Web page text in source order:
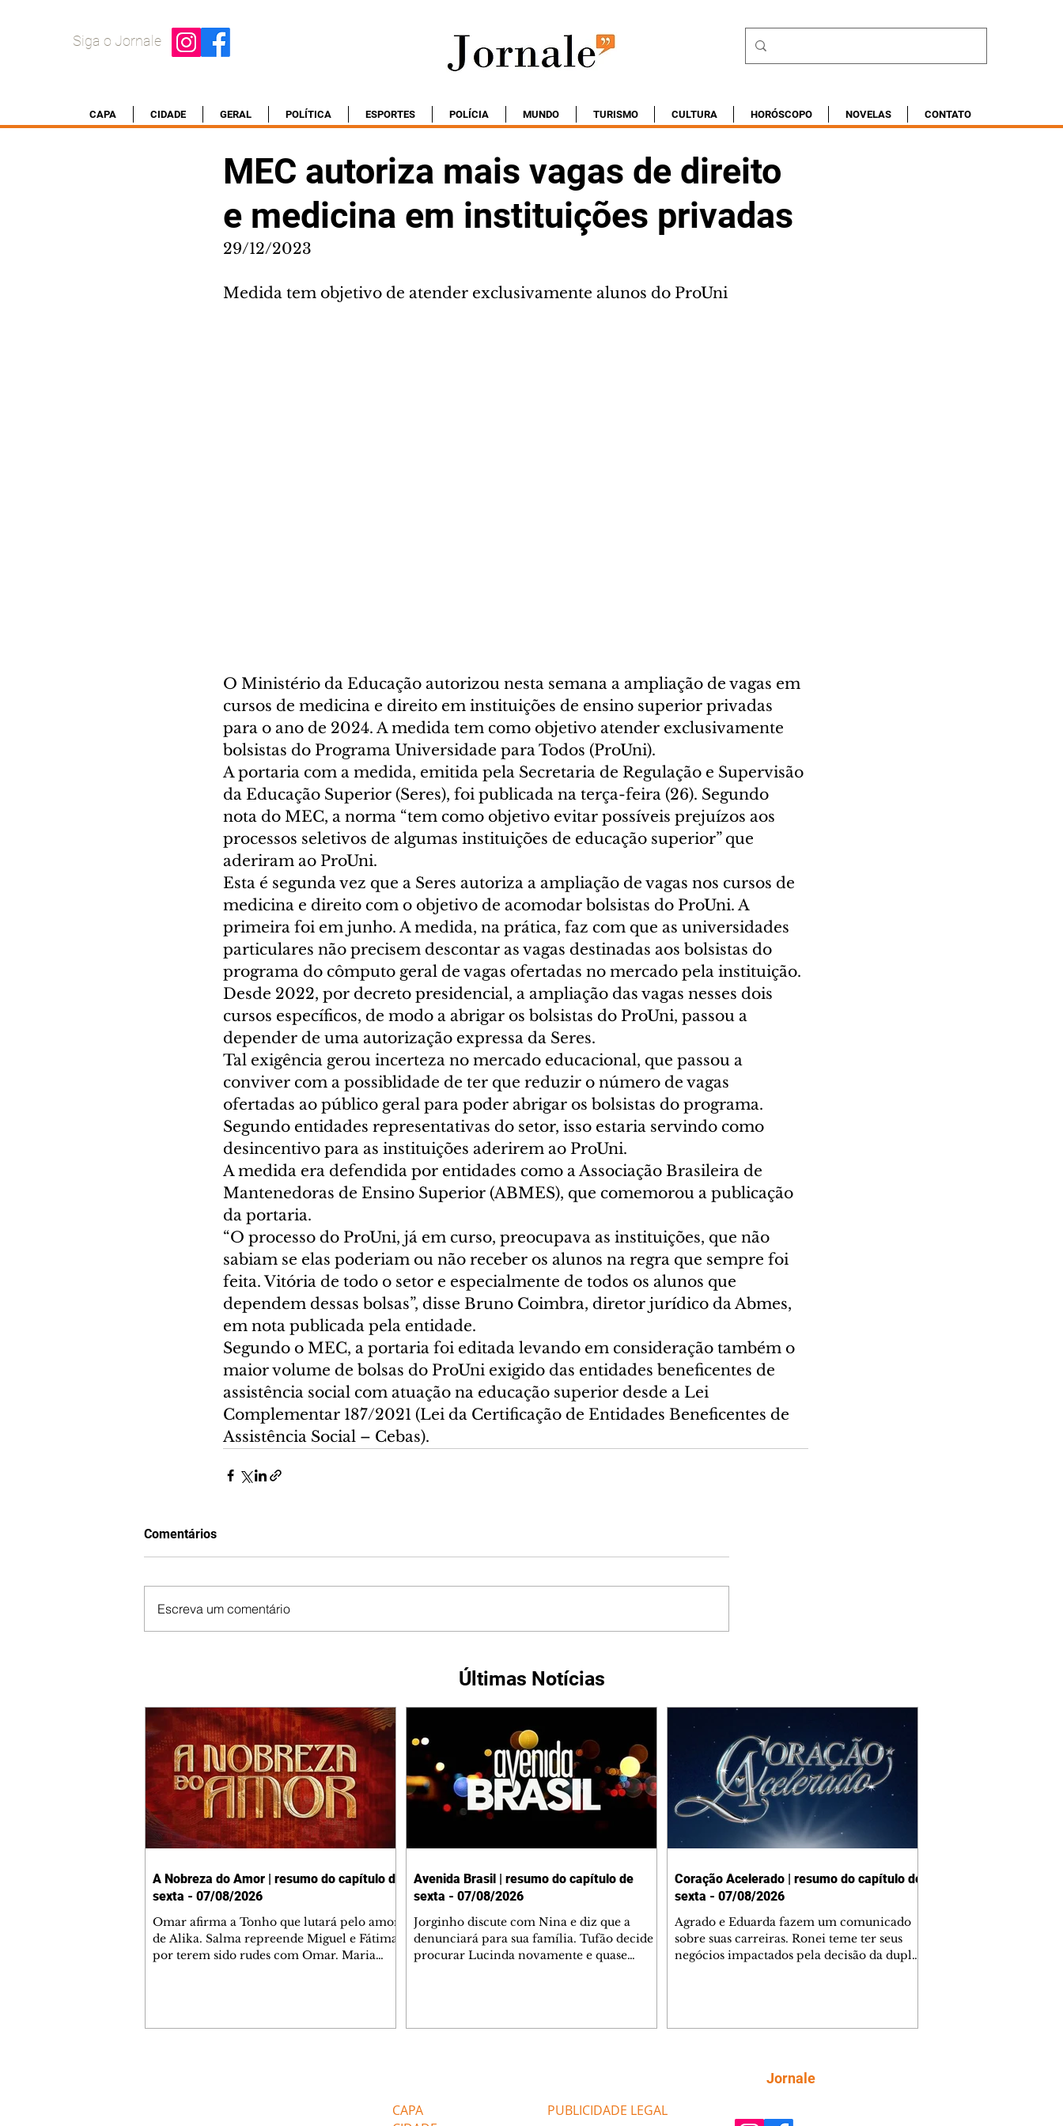
Siga o Jornale
CAPA CIDADE GERAL POLÍTICA ESPORTES POLÍCIA MUNDO TURISMO CULTURA HORÓSCOPO NOVELAS CONTATO
MEC autoriza mais vagas de direito
e medicina em instituições privadas
29/12/2023
Medida tem objetivo de atender exclusivamente alunos do ProUni
O Ministério da Educação autorizou nesta semana a ampliação de vagas em
cursos de medicina e direito em instituições de ensino superior privadas
para o ano de 2024. A medida tem como objetivo atender exclusivamente
bolsistas do Programa Universidade para Todos (ProUni).
A portaria com a medida, emitida pela Secretaria de Regulação e Supervisão
da Educação Superior (Seres), foi publicada na terça-feira (26). Segundo
nota do MEC, a norma “tem como objetivo evitar possíveis prejuízos aos
processos seletivos de algumas instituições de educação superior” que
aderiram ao ProUni.
Esta é segunda vez que a Seres autoriza a ampliação de vagas nos cursos de
medicina e direito com o objetivo de acomodar bolsistas do ProUni. A
primeira foi em junho. A medida, na prática, faz com que as universidades
particulares não precisem descontar as vagas destinadas aos bolsistas do
programa do cômputo geral de vagas ofertadas no mercado pela instituição.
Desde 2022, por decreto presidencial, a ampliação das vagas nesses dois
cursos específicos, de modo a abrigar os bolsistas do ProUni, passou a
depender de uma autorização expressa da Seres.
Tal exigência gerou incerteza no mercado educacional, que passou a
conviver com a possiblidade de ter que reduzir o número de vagas
ofertadas ao público geral para poder abrigar os bolsistas do programa.
Segundo entidades representativas do setor, isso estaria servindo como
desincentivo para as instituições aderirem ao ProUni.
A medida era defendida por entidades como a Associação Brasileira de
Mantenedoras de Ensino Superior (ABMES), que comemorou a publicação
da portaria.
“O processo do ProUni, já em curso, preocupava as instituições, que não
sabiam se elas poderiam ou não receber os alunos na regra que sempre foi
feita. Vitória de todo o setor e especialmente de todos os alunos que
dependem dessas bolsas”, disse Bruno Coimbra, diretor jurídico da Abmes,
em nota publicada pela entidade.
Segundo o MEC, a portaria foi editada levando em consideração também o
maior volume de bolsas do ProUni exigido das entidades beneficentes de
assistência social com atuação na educação superior desde a Lei
Complementar 187/2021 (Lei da Certificação de Entidades Beneficentes de
Assistência Social – Cebas).
Comentários
Escreva um comentário
Últimas Notícias
A Nobreza do Amor | resumo do capítulo de
sexta - 07/08/2026
Omar afirma a Tonho que lutará pelo amor
de Alika. Salma repreende Miguel e Fátima
por terem sido rudes com Omar. Maria
Avenida Brasil | resumo do capítulo de
sexta - 07/08/2026
Jorginho discute com Nina e diz que a
denunciará para sua família. Tufão decide
procurar Lucinda novamente e quase
Max estavam envolvidos na tentativa de
assalto à
Coração Acelerado | resumo do capítulo de
sexta - 07/08/2026
Agrado e Eduarda fazem um comunicado
sobre suas carreiras. Ronei teme ter seus
negócios impactados pela decisão da dupla.
que se mudará de país, e Eduarda se
preocupa com Sol. Palhares desconfia de
CAPA
PUBLICIDADE LEGAL
Jornale